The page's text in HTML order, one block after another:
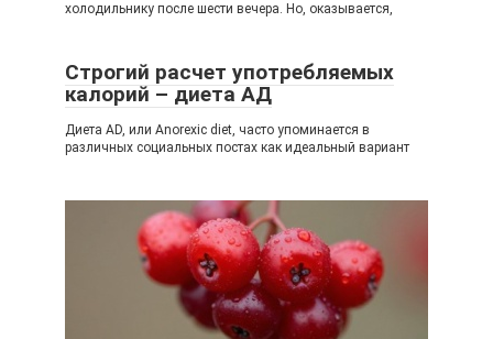
холодильнику после шести вечера. Но, оказывается,
Строгий расчет употребляемых
калорий – диета АД
Диета AD, или Anorexic diet, часто упоминается в
различных социальных постах как идеальный вариант